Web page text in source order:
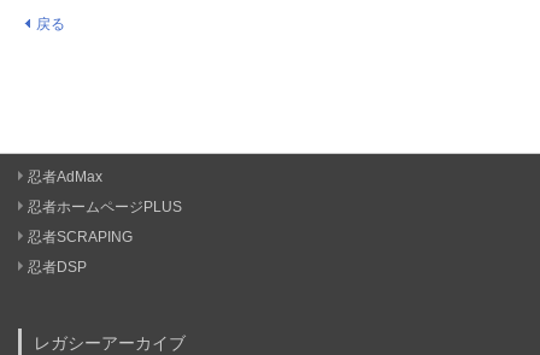
戻る
忍者AdMax
忍者ホームページPLUS
忍者SCRAPING
忍者DSP
レガシーアーカイブ